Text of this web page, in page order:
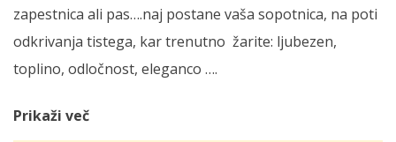
zapestnica ali pas….naj postane vaša sopotnica, na poti
odkrivanja tistega, kar trenutno žarite: ljubezen,
toplino, odločnost, eleganco ….
Prikaži več